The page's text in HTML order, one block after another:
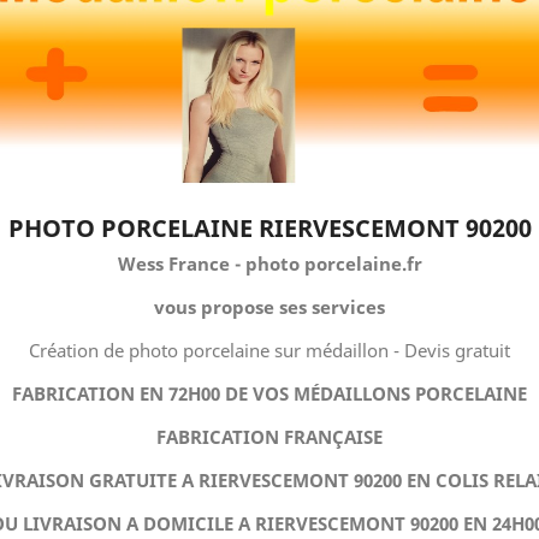
PHOTO PORCELAINE RIERVESCEMONT 90200
Wess France - photo porcelaine.fr
vous propose ses services
Création de photo porcelaine sur médaillon - Devis gratuit
FABRICATION EN 72H00 DE VOS MÉDAILLONS PORCELAINE
FABRICATION FRANÇAISE
GRATUITE A RIERVESCEMONT 90200 EN COLIS
LIVRAISON A DOMICILE A RIERVESCEMONT 90200 EN